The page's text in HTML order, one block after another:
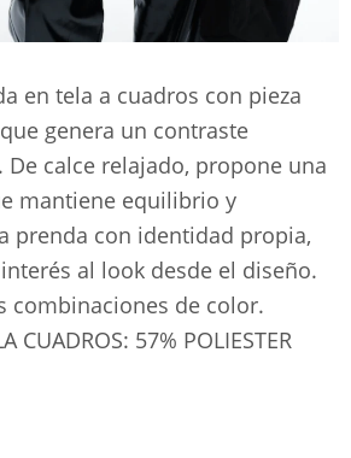
en tela a cuadros con pieza
genera un contraste
De calce relajado, propone una
mantiene equilibrio y
prenda con identidad propia,
al look desde el diseño.
combinaciones de color.
CUADROS: 57% POLIESTER